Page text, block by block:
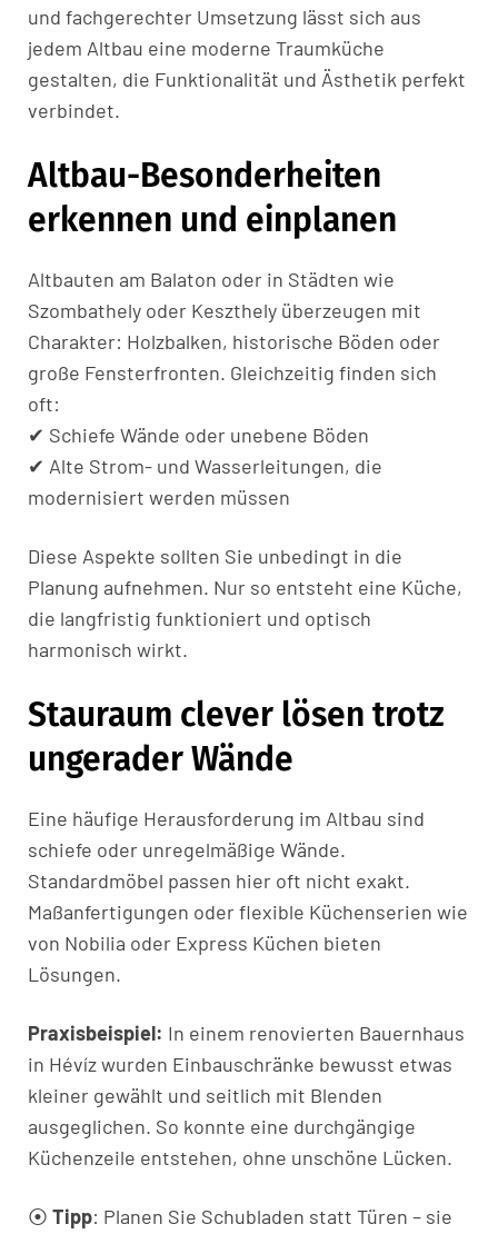
und fachgerechter Umsetzung lässt sich aus
jedem Altbau eine moderne Traumküche
gestalten, die Funktionalität und Ästhetik perfekt
verbindet.
Altbau-Besonderheiten
erkennen und einplanen
Altbauten am Balaton oder in Städten wie
Szombathely oder Keszthely überzeugen mit
Charakter: Holzbalken, historische Böden oder
große Fensterfronten. Gleichzeitig finden sich
oft:
✔ Schiefe Wände oder unebene Böden
✔ Alte Strom- und Wasserleitungen, die
modernisiert werden müssen
Diese Aspekte sollten Sie unbedingt in die
Planung aufnehmen. Nur so entsteht eine Küche,
die langfristig funktioniert und optisch
harmonisch wirkt.
Stauraum clever lösen trotz
ungerader Wände
Eine häufige Herausforderung im Altbau sind
schiefe oder unregelmäßige Wände.
Standardmöbel passen hier oft nicht exakt.
Maßanfertigungen oder flexible Küchenserien wie
von Nobilia oder Express Küchen bieten
Lösungen.
Praxisbeispiel: In einem renovierten Bauernhaus
in Hévíz wurden Einbauschränke bewusst etwas
kleiner gewählt und seitlich mit Blenden
ausgeglichen. So konnte eine durchgängige
Küchenzeile entstehen, ohne unschöne Lücken.
⦿ Tipp: Planen Sie Schubladen statt Türen – sie